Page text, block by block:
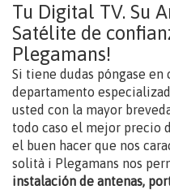
Tu Digital TV. Su
Satélite de
Plegamans!
Si tiene dudas póngase
departamento
usted con la mayor
todo caso el mejor precio
el buen hacer que nos
solità i Plegamans nos
instalación de antenas,